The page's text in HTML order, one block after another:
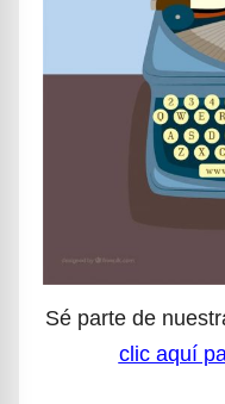
Sé parte de
clic aquí